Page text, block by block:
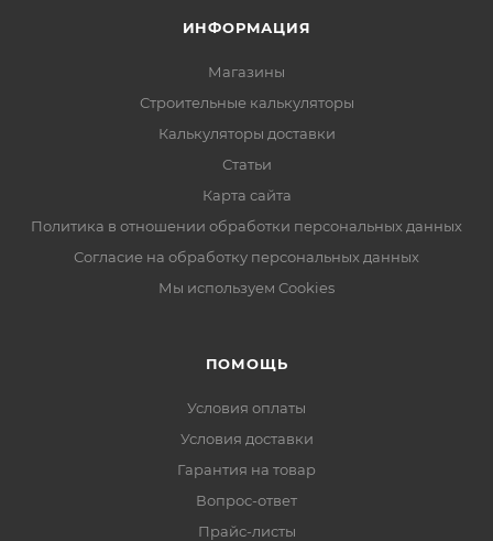
ИНФОРМАЦИЯ
Магазины
Строительные калькуляторы
Калькуляторы доставки
Статьи
Карта сайта
Политика в отношении обработки персональных данных
Согласие на обработку персональных данных
Мы используем Cookies
ПОМОЩЬ
Условия оплаты
Условия доставки
Гарантия на товар
Вопрос-ответ
Прайс-листы